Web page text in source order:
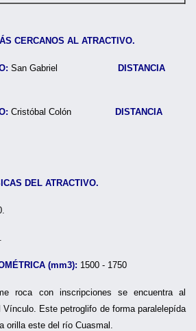
CERCANOS AL ATRACTIVO.
San Gabriel
DISTANCIA
Cristóbal Colón
DISTANCIA
DEL ATRACTIVO.
(mm3): 1500 - 1750
roca con inscripciones se encuentra al
Este petroglifo de forma paralelepída
orilla este del río Cuasmal.